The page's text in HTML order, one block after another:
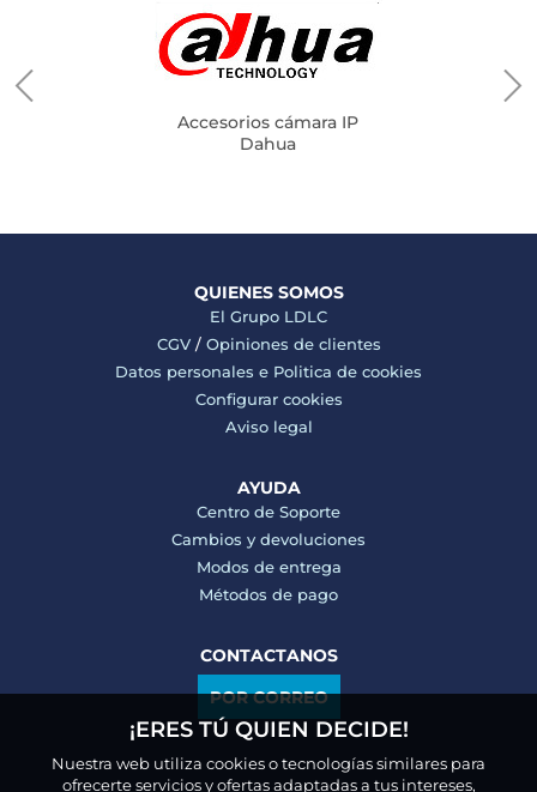
Accesorios cámara IP
Dahua
QUIENES SOMOS
El Grupo LDLC
CGV/ Opiniones de clientes
Datos personales e Politica de cookies
Configurar cookies
Aviso legal
AYUDA
Centro de Soporte
Cambios y devoluciones
Modos de entrega
Métodos de pago
CONTACTANOS
POR CORREO
¡ERES TÚ QUIEN DECIDE!
Nuestra web utiliza cookies o tecnologías similares para
ofrecerte servicios y ofertas adaptadas a tus intereses,